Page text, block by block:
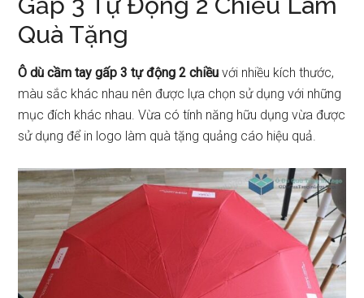
Quà Tặng
Ô dù cầm tay gấp 3 tự động 2 chiều với nhiều kích thước,
màu sắc khác nhau nên được lựa chọn sử dụng với những
mục đích khác nhau. Vừa có tính năng hữu dụng vừa được
sử dụng để in logo làm quà tặng quảng cáo hiệu quả.